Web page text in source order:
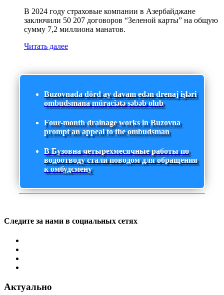
В 2024 году страховые компании в Азербайджане
заключили 50 207 договоров “Зеленой карты” на общую
сумму 7,2 миллиона манатов.
Читать далее
Buzovnada dörd ay davam edən drenaj işləri
ombudsmana müraciətə səbəb olub
Four-month drainage works in Buzovna
prompt an appeal to the ombudsman
В Бузовна четырехмесячные работы по
водоотводу стали поводом для обращения
к омбудсмену
Следите за нами в социальных сетях
Актуально